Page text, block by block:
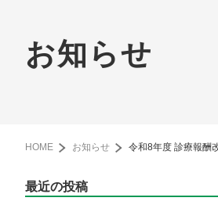
お知らせ
HOME お知らせ 令和8年度 診療報酬
最近の投稿